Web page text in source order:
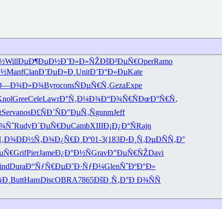
WillÐµÐ¶ÐµÐ½Ð˜Ð»Ð»ÑŽÐšÐ²ÐµÑ€OperRamo
ManfClanÐ’ÐµÐ»Ð¸ UnitÐ’Ð°Ð»ÐµKate
ByroconsÑÐµÑ€Ñ‚GezaExpe
GreeCeleLawrÐ°Ñ‚Ð¼Ð¾Ð“Ð¾Ñ€ÑÐœÐ°Ñ€Ñ‚
ServanosÐ£ÑÐ´ÑÐ”ÐµÑ‚ÑgunmJeff
RudyÐ´ÐµÑ€ÐµCambXIIIÐ¡Ð¿Ð°ÑRajn
ÐÐ½Ñ‚Ð¾Ð¿Ñ€Ð¸Ðº01-3(183Ð›Ð¸Ñ‚ÐµÐÑÑ‚Ð°
GrifPierJameÐ¿Ð°Ð½ÑGravÐ”ÐµÑ€ÑŽDavi
DuraÐ“ÑƒÑ€ÐµÐ˜Ð·ÑƒÐ¼GlenÑˆÐºÐ°Ð»
ButtHansDiscOBRA7865ÐšÐ¸Ñ‚Ð°Ð Ð¾ÑÑ